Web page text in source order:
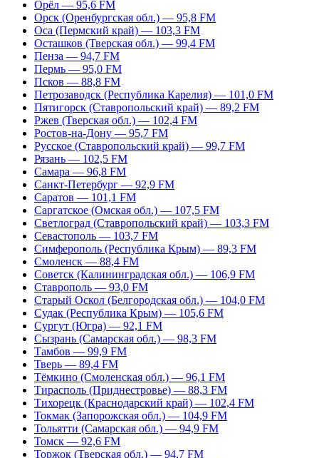
Орёл — 95,6 FM
Орск (Оренбургская обл.) — 95,8 FM
Оса (Пермский край) — 103,3 FM
Осташков (Тверская обл.) — 99,4 FM
Пенза — 94,7 FM
Пермь — 95,0 FM
Псков — 88,8 FM
Петрозаводск (Республика Карелия) — 101,0 FM
Пятигорск (Ставропольский край) — 89,2 FM
Ржев (Тверская обл.) — 102,4 FM
Ростов-на-Дону — 95,7 FM
Русское (Ставропольский край) — 99,7 FM
Рязань — 102,5 FM
Самара — 96,8 FM
Санкт-Петербург — 92,9 FM
Саратов — 101,1 FM
Саргатское (Омская обл.) — 107,5 FM
Светлоград (Ставропольский край) — 103,3 FM
Севастополь — 103,7 FM
Симферополь (Республика Крым) — 89,3 FM
Смоленск — 88,4 FM
Советск (Калининградская обл.) — 106,9 FM
Ставрополь — 93,0 FM
Старый Оскол (Белгородская обл.) — 104,0 FM
Судак (Республика Крым) — 105,6 FM
Сургут (Югра) — 92,1 FM
Сызрань (Самарская обл.) — 98,3 FM
Тамбов — 99,9 FM
Тверь — 89,4 FM
Тёмкино (Смоленская обл.) — 96,1 FM
Тирасполь (Приднестровье) — 88,3 FM
Тихорецк (Краснодарский край) — 102,4 FM
Токмак (Запорожская обл.) — 104,9 FM
Тольятти (Самарская обл.) — 94,9 FM
Томск — 92,6 FM
Торжок (Тверская обл.) — 94,7 FM